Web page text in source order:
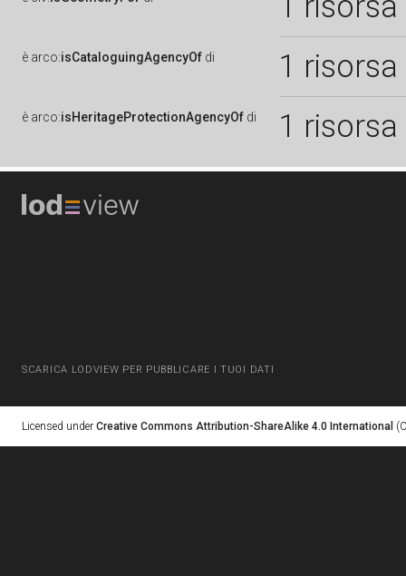
è arco:isCataloguingAgencyOf di 1 risorsa
è arco:isHeritageProtectionAgencyOf di 1 risorsa
SCARICA LODVIEW PER PUBBLICARE I TUOI DATI
Licensed under Creative Commons Attribution-ShareAlike 4.0 International